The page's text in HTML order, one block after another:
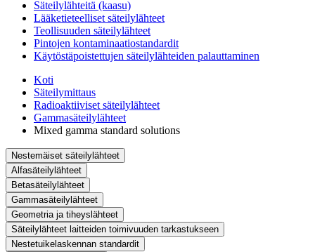
Säteilylähteitä (kaasu)
Lääketieteelliset säteilylähteet
Teollisuuden säteilylähteet
Pintojen kontaminaatiostandardit
Käytöstäpoistettujen säteilylähteiden palauttaminen
Koti
Säteilymittaus
Radioaktiiviset säteilylähteet
Gammasäteilylähteet
Mixed gamma standard solutions
Nestemäiset säteilylähteet
Alfasäteilylähteet
Betasäteilylähteet
Gammasäteilylähteet
Geometria ja tiheyslähteet
Säteilylähteet laitteiden toimivuuden tarkastukseen
Nestetuikelaskennan standardit